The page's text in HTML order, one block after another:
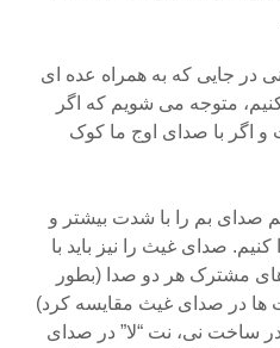
در جایی که به همراه عده ای
متوجه می شویم که اگر
و اگر با صدای اوج ما کوک
صدای بم را با شدت بیشتر و
صدای غیث را نیز باید با
های مشترک هر دو صدا (بطور
ها در صدای غیث مقایسه کرد)
ساخت نی، نت “لا” در صدای